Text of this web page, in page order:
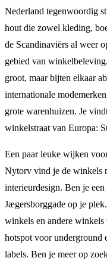
Nederland tegenwoordig
hout die zowel kleding,
de Scandinaviërs al weer
gebied van
groot, maar bijten elkaar
internationale
grote warenhuizen. Je
winkelstraat van Europa:
Een paar leuke wijken
Nytorv vind je de winkels
interieurdesign. Ben je
Jægersborggade op je
winkels en andere
hotspot voor underground
labels. Ben je meer op